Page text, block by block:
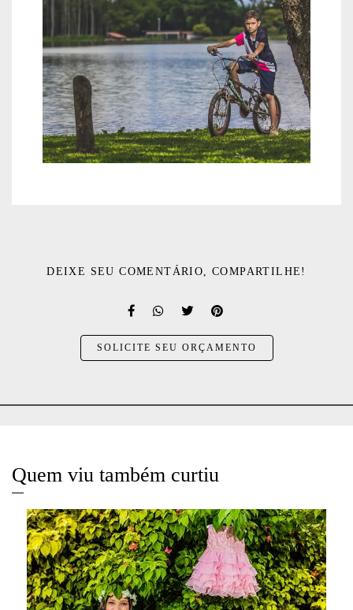
DEIXE SEU COMENTÁRIO, COMPARTILHE!
SOLICITE SEU ORÇAMENTO
Quem viu também curtiu